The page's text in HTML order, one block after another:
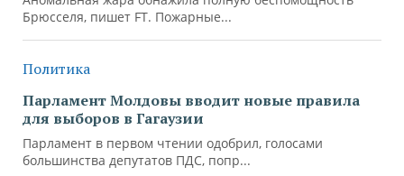
Брюсселя, пишет FT. Пожарные...
Политика
Парламент Молдовы вводит новые правила
для выборов в Гагаузии
Парламент в первом чтении одобрил, голосами
большинства депутатов ПДС, попр...